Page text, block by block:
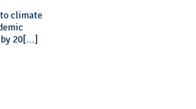
climate
20[...]